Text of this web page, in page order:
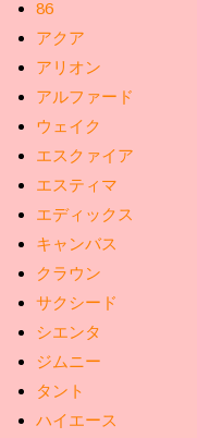
86
アクア
アリオン
アルファード
ウェイク
エスクァイア
エスティマ
エディックス
キャンバス
クラウン
サクシード
シエンタ
ジムニー
タント
ハイエース